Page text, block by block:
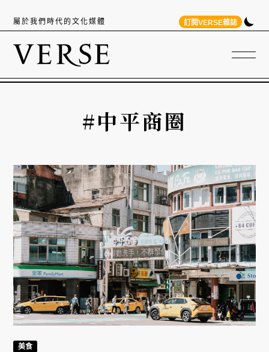
屬於我們時代的文化媒體 訂閱VERSE雜誌
#中平商圈
美食